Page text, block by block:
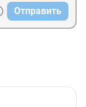
Отправить